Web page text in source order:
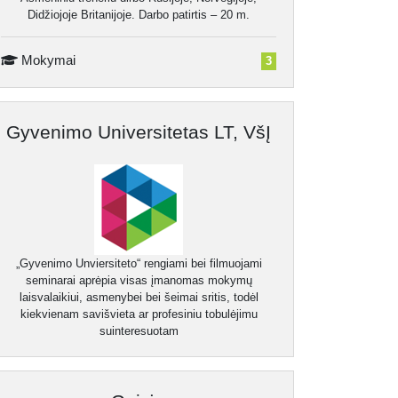
Didžiojoje Britanijoje. Darbo patirtis – 20 m.
Mokymai 3
Gyvenimo Universitetas LT, VšĮ
„Gyvenimo Unviersiteto“ rengiami bei filmuojami
seminarai aprėpia visas įmanomas mokymų
laisvalaikiui, asmenybei bei šeimai sritis, todėl
kiekvienam savišvieta ar profesiniu tobulėjimu
suinteresuotam